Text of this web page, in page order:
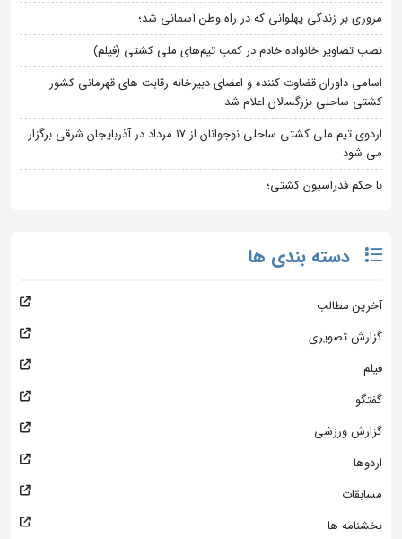
مروری بر زندگی پهلوانی که در راه وطن آسمانی شد؛
نصب تصاویر خانواده خادم در کمپ تیم‌های ملی کشتی (فیلم)
اسامی داوران قضاوت کننده و اعضای دبیرخانه رقابت های قهرمانی کشور
کشتی ساحلی بزرگسالان اعلام شد
اردوی تیم ملی کشتی ساحلی نوجوانان از 17 مرداد در آذربایجان شرقی برگزار
می شود
با حکم فدراسیون کشتی؛
دسته بندی ها
آخرین مطالب
گزارش تصویری
فیلم
گفتگو
گزارش ورزشی
اردوها
مسابقات
بخشنامه ها